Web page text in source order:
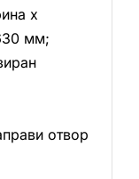
х
мм;
отвор